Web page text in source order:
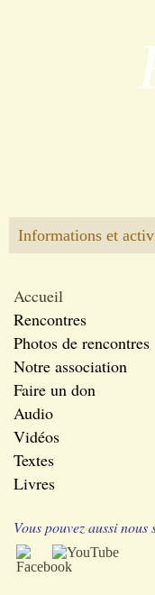
Informations et
Accueil
Rencontres
Photos de rencontres
Notre association
Faire un don
Audio
Vidéos
Textes
Livres
Vous pouvez aussi nous